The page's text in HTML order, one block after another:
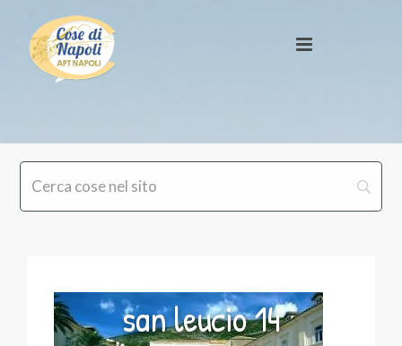
san leucio 14